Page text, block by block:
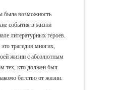
была возможность
события в жизни
литературных героев.
трагедия многих,
жизни с абсолютным
тех, кто должен был
бегство от жизни.